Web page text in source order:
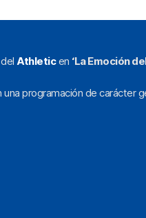
Athleticen ‘La Emoción
programación de carácter